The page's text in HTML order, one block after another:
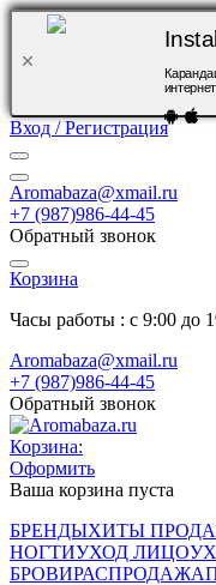
Вход / Регистрация
Aromabaza@xmail.ru
+7 (987)986-44-45
Обратный звонок
Корзина
Часы работы : с 9:00 до
Aromabaza@xmail.ru
+7 (987)986-44-45
Обратный звонок
Корзина:
Оформить
Ваша корзина пуста
БРЕНДЫХИТЫ
НОГТИУХОД ЛИЦО
БРОВИРАСПРОДАЖА